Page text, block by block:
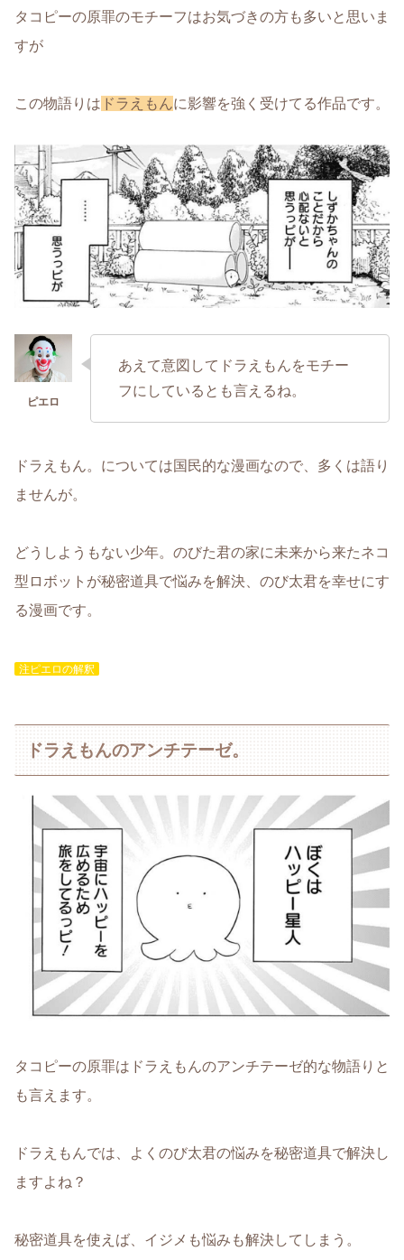
タコピーの原罪のモチーフはお気づきの方も多いと思いま
すが
この物語りは ドラえもんに影響を強く受けてる作品です。
あえて意図してドラえもんをモチー
フにしているとも言えるね。
ドラえもん。については国民的な漫画なので、多くは語り
ませんが。
どうしようもない少年。のびた君の家に未来から来たネコ
型ロボットが秘密道具で悩みを解決、のび太君を幸せにす
る漫画です。
注ピエロの解釈
ドラえもんのアンチテーゼ。
タコピーの原罪はドラえもんのアンチテーゼ的な物語りと
も言えます。
ドラえもんでは、よくのび太君の悩みを秘密道具で解決し
ますよね？
秘密道具を使えば、イジメも悩みも解決してしまう。